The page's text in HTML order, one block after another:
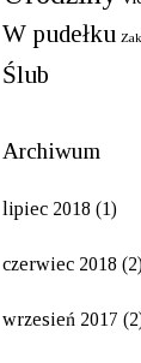
W pudełku
Ślub
Archiwum
lipiec 2018 (1)
czerwiec 2018 (2)
wrzesień 2017